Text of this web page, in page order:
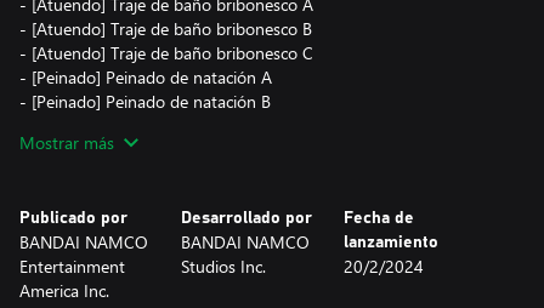
- [Atuendo] Traje de baño bribonesco B
- [Atuendo] Traje de baño bribonesco C
- [Peinado] Peinado de natación A
- [Peinado] Peinado de natación B
- [Título] Nadadora seria
- [Atuendo] Bikini vacacional A
- [Atuendo] Bikini vacacional B
- [Atuendo] Bikini vacacional C
- [Peinado] Peinado medio recogido femenino A
Mostrar más
Publicado por
BANDAI NAMCO
Entertainment
America Inc.
Desarrollado por
BANDAI NAMCO
Studios Inc.
Fecha de
lanzamiento
20/2/2024